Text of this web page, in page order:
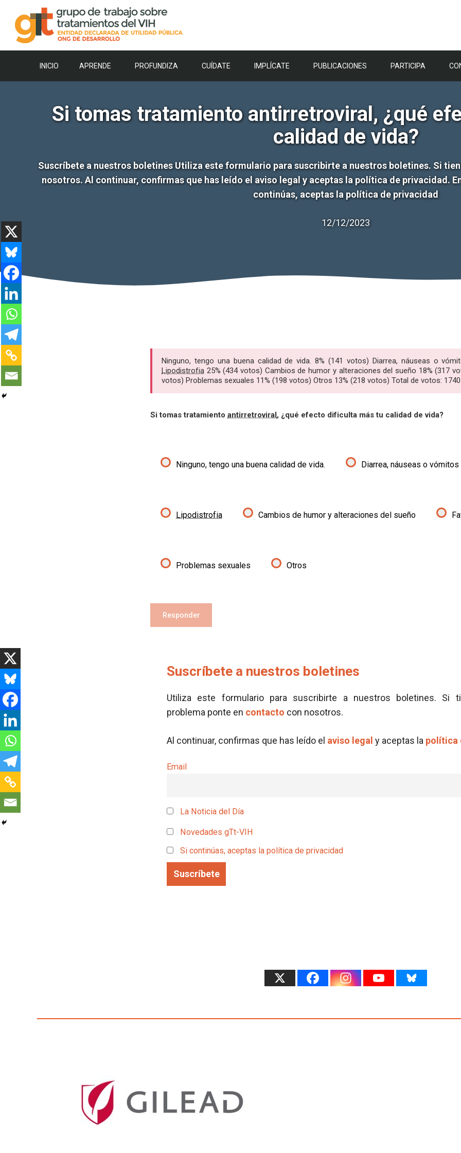
contenido
INICIO APRENDE PROFUNDIZA CUÍDATE IMPLÍCATE PUBLICACIONES PARTICIPA
Si tomas tratamiento antirretroviral, ¿qué
calidad de vida?
Suscríbete a nuestros boletines Utiliza este formulario para suscribirte a nuestros boletines. Si
nosotros. Al continuar, confirmas que has leído el aviso legal y aceptas la política de privacidad.
continúas, aceptas la política de privacidad
12/12/2023
Ninguno, tengo una buena calidad de vida. 8% (141 votos) Diarrea, náuseas o
Lipodistrofia 25% (434 votos) Cambios de humor y alteraciones del sueño 18% (317
votos) Problemas sexuales 11% (198 votos) Otros 13% (218 votos) Total de votos: 1740
Si tomas tratamiento antirretroviral, ¿qué efecto dificulta más tu calidad de vida?
Ninguno, tengo una buena calidad de vida. Diarrea, náuseas o vómitos
Lipodistrofia Cambios de humor y alteraciones del sueño
Problemas sexuales Otros
Responder
Suscríbete a nuestros boletines
Utiliza este formulario para suscribirte a nuestros boletines. Si
problema ponte en contacto con nosotros.
Al continuar, confirmas que has leído el aviso legal y aceptas la política
Email
La Noticia del Día
Novedades gTt-VIH
Si continúas, aceptas la política de privacidad